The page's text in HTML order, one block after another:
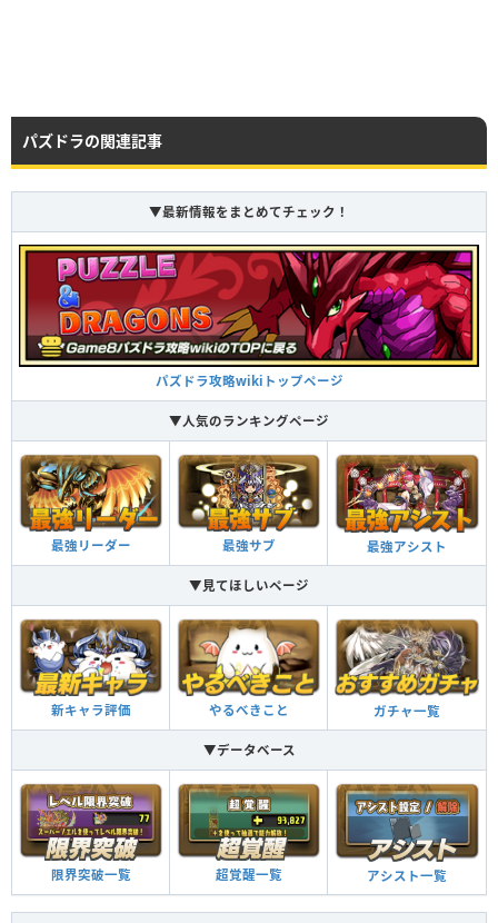
パズドラの関連記事
▼最新情報をまとめてチェック！
パズドラ攻略wikiトップページ
▼人気のランキングページ
最強リーダー 最強サブ 最強アシスト
▼見てほしいページ
新キャラ評価 やるべきこと ガチャ一覧
▼データベース
限界突破一覧 超覚醒一覧 アシスト一覧